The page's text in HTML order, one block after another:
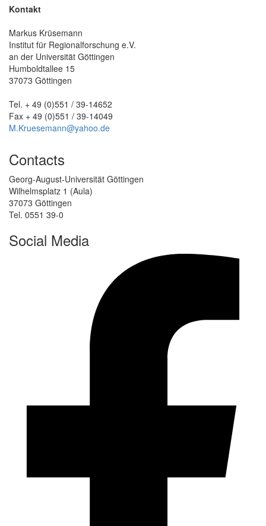
Kontakt
Markus Krüsemann
Institut für Regionalforschung e.V.
an der Universität Göttingen
Humboldtallee 15
37073 Göttingen
Tel. + 49 (0)551 / 39-14652
Fax + 49 (0)551 / 39-14049
M.Kruesemann@yahoo.de
Contacts
Georg-August-Universität Göttingen
Wilhelmsplatz 1 (Aula)
37073 Göttingen
Tel. 0551 39-0
Social Media